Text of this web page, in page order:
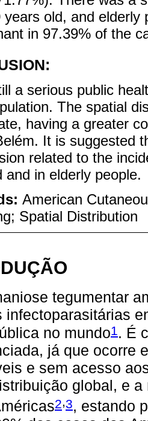
years old, and
in 97.39% of the
a serious public
The spatial
having a greater
It is suggested
related to the
and in elderly people.
American
Spatial Distribution
tegumentar
infectoparasitárias
no mundo1. É
já que ocorre
e sem acesso
global, e
2,3, estando